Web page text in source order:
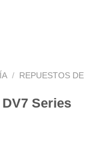
/
REPUESTOS DE
Series